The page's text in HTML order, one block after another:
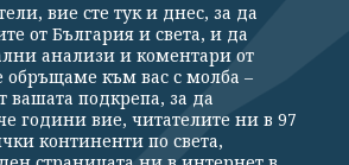
на болката, силно
лечения на болката са
на сигнали на сетивните
вие сте тук и днес, за да
от България и света, и да
анализи и коментари от
обръщаме към вас с молба –
подкрепа, за да
години вие, читателите ни в 97
континенти по света,